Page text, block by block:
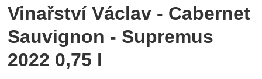
Vinařství Václav - Cabernet
Sauvignon - Supremus
2022 0,75 l